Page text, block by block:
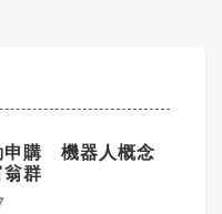
申購 機器人概念
群